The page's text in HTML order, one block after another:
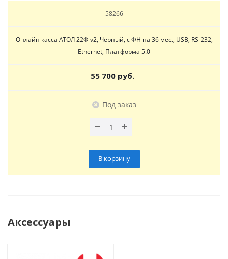
58266
Онлайн касса АТОЛ 22Ф v2, Черный, с ФН на 36 мес., USB, RS-232,
Ethernet, Платформа 5.0
55 700 руб.
Под заказ
В корзину
Аксессуары